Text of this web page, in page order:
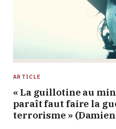
ARTICLE
« La guillotine au
paraît faut faire la
terrorisme » (Damien